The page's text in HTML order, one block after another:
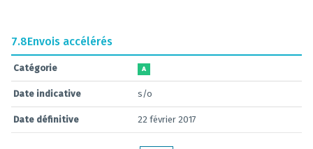
7.8Envois accélérés
Catégorie A
Date indicative s/o
Date définitive 22 février 2017